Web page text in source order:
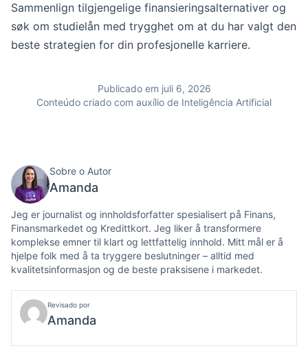
Sammenlign tilgjengelige finansieringsalternativer og
søk om studielån med trygghet om at du har valgt den
beste strategien for din profesjonelle karriere.
Publicado em juli 6, 2026
Conteúdo criado com auxílio de Inteligência Artificial
Sobre o Autor
Amanda
Jeg er journalist og innholdsforfatter spesialisert på Finans,
Finansmarkedet og Kredittkort. Jeg liker å transformere
komplekse emner til klart og lettfattelig innhold. Mitt mål er å
hjelpe folk med å ta tryggere beslutninger – alltid med
kvalitetsinformasjon og de beste praksisene i markedet.
Revisado por
Amanda